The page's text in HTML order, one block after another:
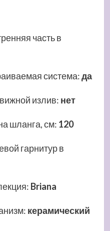
часть в
система:да
излив: нет
шланга, см: 120
гарнитур в
: Briana
: керамический